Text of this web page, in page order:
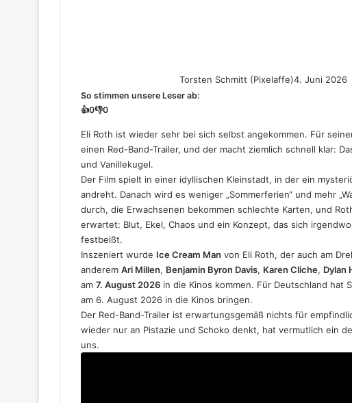
Torsten Schmitt (Pixelaffe)4. Juni 2026
So stimmen unsere Leser ab:
👍0👎0
Eli Roth ist wieder sehr bei sich selbst angekommen. Für
einen Red-Band-Trailer, und der macht ziemlich schnell klar:
und Vanillekugel.
Der Film spielt in einer idyllischen Kleinstadt, in der ein
andreht. Danach wird es weniger „Sommerferien“ und mehr
durch, die Erwachsenen bekommen schlechte Karten, und
erwartet: Blut, Ekel, Chaos und ein Konzept, das sich
festbeißt.
Inszeniert wurde Ice Cream Man von Eli Roth, der auch am
anderem Ari Millen, Benjamin Byron Davis, Karen Cliche, Dylan
am 7. August 2026 in die Kinos kommen. Für Deutschland hat
am 6. August 2026 in die Kinos bringen.
Der Red-Band-Trailer ist erwartungsgemäß nichts für
wieder nur an Pistazie und Schoko denkt, hat vermutlich ein
uns.